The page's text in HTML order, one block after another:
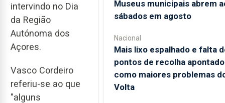
intervindo no Dia
da Região
Autónoma dos
Açores.
Vasco Cordeiro
referiu-se ao que
"alguns
Museus municipais abrem
sábados em agosto
Nacional
Mais lixo espalhado e falta
pontos de recolha
como maiores problemas
Volta